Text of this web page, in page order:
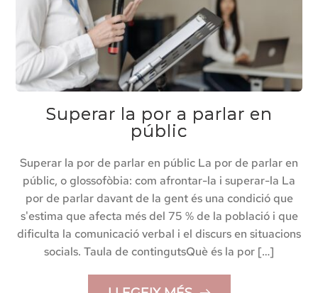
Superar la por a parlar en
públic
Superar la por de parlar en públic La por de parlar en
públic, o glossofòbia: com afrontar-la i superar-la La
por de parlar davant de la gent és una condició que
s'estima que afecta més del 75 % de la població i que
dificulta la comunicació verbal i el discurs en situacions
socials. Taula de contingutsQuè és la por […]